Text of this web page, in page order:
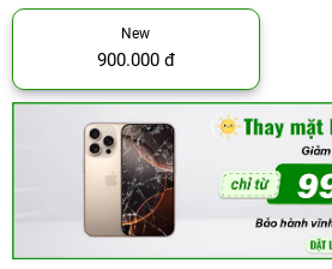
New
900.000 đ